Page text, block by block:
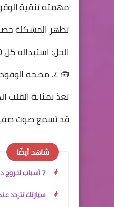
مهمته تنقية
تظهر المشكلة
الحل: استبداله كل 40,000 إلى 80,000 ميل — وفق توصيات الشركة.
🧰 4. مضخة الوقود (Fuel Pump)
تعدّ بمثابة القلب
قد تسمع صوت صفير
شاهد أيضًا
7 أسباب لخروج دخان من عادم سيارتك.. ماذا يعني لون الدخان ومتى يجب أن تقلق؟
سيارتك تتردد